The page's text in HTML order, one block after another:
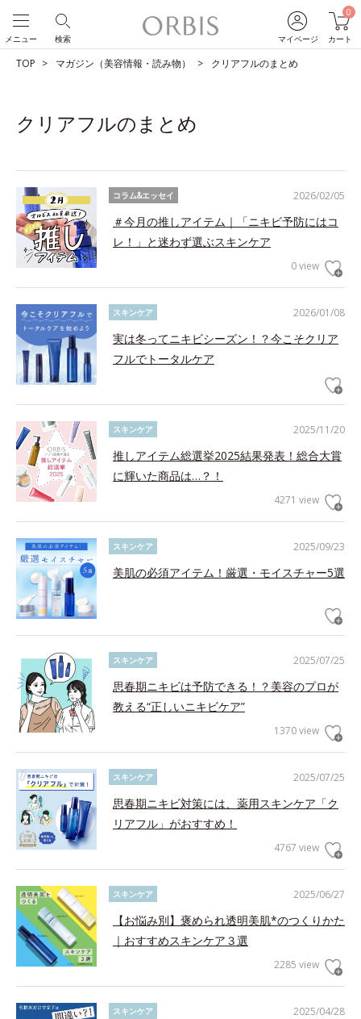
マイページ
0
カート
検索
メニュー
TOP マガジン（美容情報・読み物） クリアフルのまとめ
クリアフルのまとめ
2026/02/05
コラム&エッセイ
＃今月の推しアイテム｜「ニキビ予防にはコ
レ！」と迷わず選ぶスキンケア
0 view
2026/01/08
スキンケア
実は冬ってニキビシーズン！？今こそクリア
フルでトータルケア
2025/11/20
スキンケア
推しアイテム総選挙2025結果発表！総合大賞
に輝いた商品は…？！
4271 view
2025/09/23
スキンケア
美肌の必須アイテム！厳選・モイスチャー5選
2025/07/25
スキンケア
思春期ニキビは予防できる！？美容のプロが
教える“正しいニキビケア”
1370 view
2025/07/25
スキンケア
思春期ニキビ対策には、薬用スキンケア「ク
リアフル」がおすすめ！
4767 view
2025/06/27
スキンケア
【お悩み別】褒められ透明美肌*のつくりかた
｜おすすめスキンケア３選
2285 view
2025/04/28
スキンケア